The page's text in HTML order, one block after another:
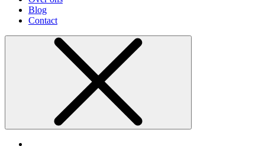
Blog
Contact